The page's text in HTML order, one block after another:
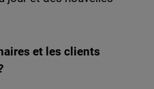
et les clients